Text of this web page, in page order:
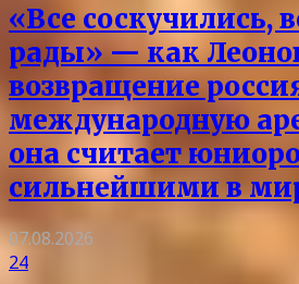
«Все соскучились,
рады» — как
возвращение
международную
она считает
сильнейшими в
07.08.2026
24